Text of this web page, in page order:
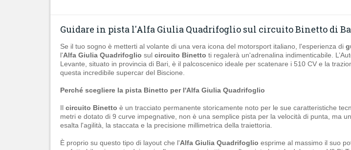
Guidare in pista l'Alfa Giulia Quadrifoglio sul circuito Binetto di
Se il tuo sogno è metterti al volante di una vera icona del motorsport italiano, l'esperienza di
l'Alfa Giulia Quadrifoglio sul circuito Binetto ti regalerà un'adrenalina indimenticabile.
Levante, situato in provincia di Bari, è il palcoscenico ideale per scatenare i 510 CV e la
questa incredibile supercar del Biscione.
Perché scegliere la pista Binetto per l'Alfa Giulia Quadrifoglio
Il circuito Binetto è un tracciato permanente storicamente noto per le sue caratteristiche
metri e dotato di 9 curve impegnative, non è una semplice pista per la velocità di punta, ma
esalta l'agilità, la staccata e la precisione millimetrica della traiettoria.
È proprio su questo tipo di layout che l'Alfa Giulia Quadrifoglio esprime al massimo il suo